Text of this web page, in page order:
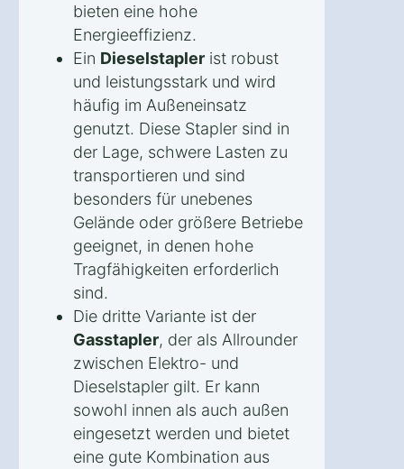
bieten eine hohe
Energieeffizienz.
Ein Dieselstapler ist robust
und leistungsstark und wird
häufig im Außeneinsatz
genutzt. Diese Stapler sind in
der Lage, schwere Lasten zu
transportieren und sind
besonders für unebenes
Gelände oder größere Betriebe
geeignet, in denen hohe
Tragfähigkeiten erforderlich
sind.
Die dritte Variante ist der
Gasstapler, der als Allrounder
zwischen Elektro- und
Dieselstapler gilt. Er kann
sowohl innen als auch außen
eingesetzt werden und bietet
eine gute Kombination aus